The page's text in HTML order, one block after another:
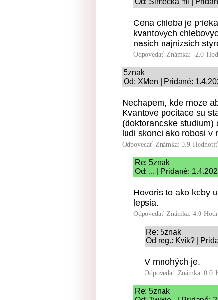
Od: Simecka ml |
Cena chleba je
kvantovych
nasich najnizsich
Odpovedať Známka: -2.0
5znak
Od: XMen | Pridané:
Nechapem, kde moze
Kvantove pocitace su
(doktorandske studium)
ludi skonci ako robosi v
Odpovedať Známka: 0.9
Re: 5znak
Od: ... | Pridané:
Hovoris to ako keby
lepsia.
Odpovedať Známka: 4.0
Re: 5znak
Od reg.: Kvík? |
V mnohých je.
Odpovedať Známka: 0.0
Re: 5znak